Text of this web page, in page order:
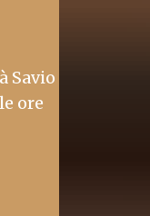
Savio
ore